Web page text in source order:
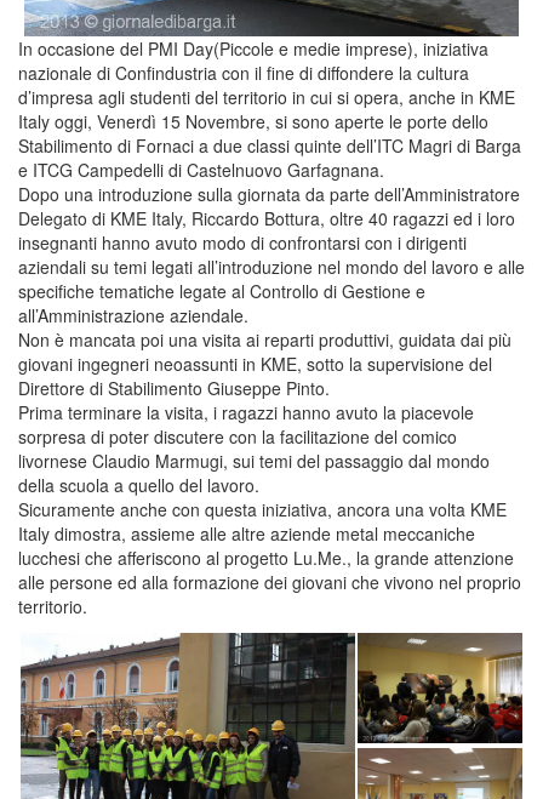
In occasione del PMI Day(Piccole e medie imprese), iniziativa
nazionale di Confindustria con il fine di diffondere la cultura
d’impresa agli studenti del territorio in cui si opera, anche in KME
Italy oggi, Venerdì 15 Novembre, si sono aperte le porte dello
Stabilimento di Fornaci a due classi quinte dell’ITC Magri di Barga
e ITCG Campedelli di Castelnuovo Garfagnana.
Dopo una introduzione sulla giornata da parte dell’Amministratore
Delegato di KME Italy, Riccardo Bottura, oltre 40 ragazzi ed i loro
insegnanti hanno avuto modo di confrontarsi con i dirigenti
aziendali su temi legati all’introduzione nel mondo del lavoro e alle
specifiche tematiche legate al Controllo di Gestione e
all’Amministrazione aziendale.
Non è mancata poi una visita ai reparti produttivi, guidata dai più
giovani ingegneri neoassunti in KME, sotto la supervisione del
Direttore di Stabilimento Giuseppe Pinto.
Prima terminare la visita, i ragazzi hanno avuto la piacevole
sorpresa di poter discutere con la facilitazione del comico
livornese Claudio Marmugi, sui temi del passaggio dal mondo
della scuola a quello del lavoro.
Sicuramente anche con questa iniziativa, ancora una volta KME
Italy dimostra, assieme alle altre aziende metal meccaniche
lucchesi che afferiscono al progetto Lu.Me., la grande attenzione
alle persone ed alla formazione dei giovani che vivono nel proprio
territorio.